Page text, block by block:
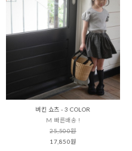
버킨 쇼츠 - 3 COLOR
M 빠른배송 !
25,500원
17,850원